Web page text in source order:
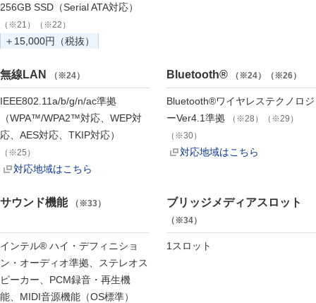
256GB SSD（Serial ATA対応）
（※21）（※22）
＋15,000円（税抜）
無線LAN （※24）
IEEE802.11a/b/g/n/ac準拠
（WPA™/WPA2™対応、WEP対
応、AES対応、TKIP対応）
（※25）
対応地域はこちら
Bluetooth® （※24）（※26）
Bluetooth®ワイヤレステクノロジ
ーVer4.1準拠
（※28）（※29）
（※30）
対応地域はこちら
サウンド機能 （※33）
インテル® ハイ・デフィニショ
ン・オーディオ準拠、ステレオス
ピーカー、PCM録音・再生機
能、MIDI音源機能（OS標準）
ブリッジメディアスロット
（※34）
1スロット